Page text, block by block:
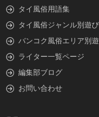
タイ風俗用語集
タイ風俗ジャンル別遊
バンコク風俗エリア別
ライター一覧ページ
編集部ブログ
お問い合わせ